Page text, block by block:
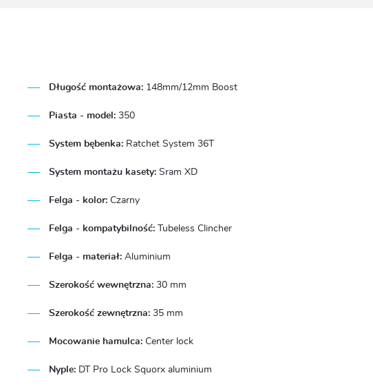
Długość montażowa:148mm/12mm Boost
Piasta - model:350
System bębenka:Ratchet System 36T
System montażu kasety: Sram XD
Felga - kolor:Czarny
Felga - kompatybilność:Tubeless Clincher
Felga - materiał:Aluminium
Szerokość wewnętrzna:30 mm
Szerokość zewnętrzna:35 mm
Mocowanie hamulca:Center lock
Nyple:DT Pro Lock Squorx aluminium